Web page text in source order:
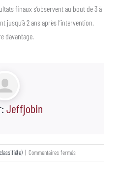
finaux s’observent au bout de 3 à
jusqu’à 2 ans après l’intervention.
davantage.
Jeffjobin
| Commentaires ferméssur